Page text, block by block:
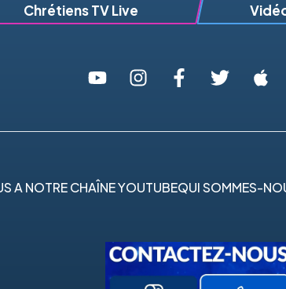
Chrétiens TV Live
A NOTRE CHAÎNE YOUTUBEQUI SOMMES-